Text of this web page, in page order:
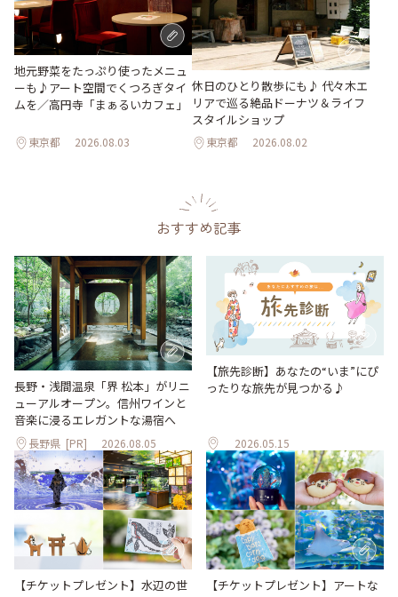
地元野菜をたっぷり使ったメニュ
ーも♪アート空間でくつろぎタイ
ムを／高円寺「まぁるいカフェ」
東京都 2026.08.03
休日のひとり散歩にも♪ 代々木エ
リアで巡る絶品ドーナツ＆ライフ
スタイルショップ
東京都 2026.08.02
おすすめ記事
長野・浅間温泉「界 松本」がリニ
ューアルオープン。信州ワインと
音楽に浸るエレガントな湯宿へ
長野県 [PR] 2026.08.05
【旅先診断】あなたの“いま”にぴ
ったりな旅先が見つかる♪
2026.05.15
【チケットプレゼント】水辺の世
【チケットプレゼント】アートな